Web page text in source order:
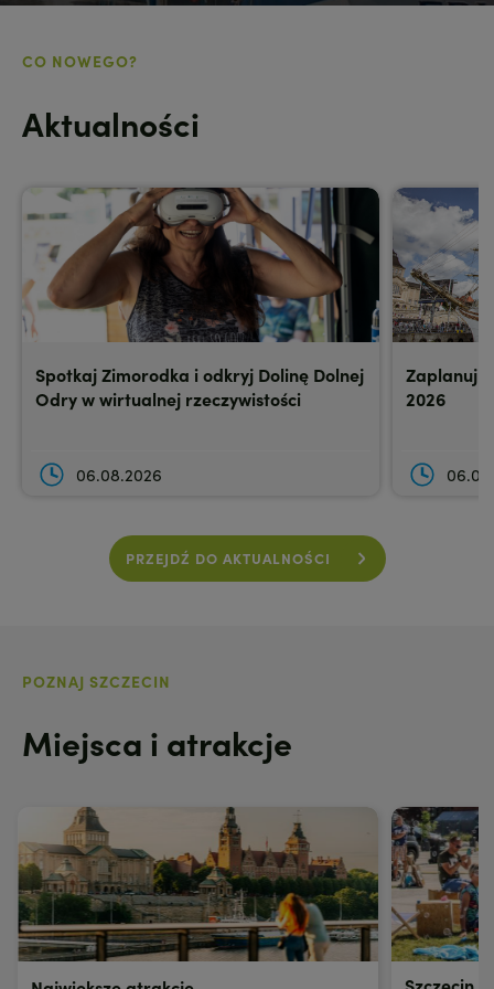
CO NOWEGO?
Aktualności
Spotkaj Zimorodka i odkryj Dolinę Dolnej
Odry w wirtualnej rzeczywistości
06.08.2026
Zaplanuj
2026
PRZEJDŹ DO AKTUALNOŚCI
POZNAJ SZCZECIN
Miejsca i atrakcje